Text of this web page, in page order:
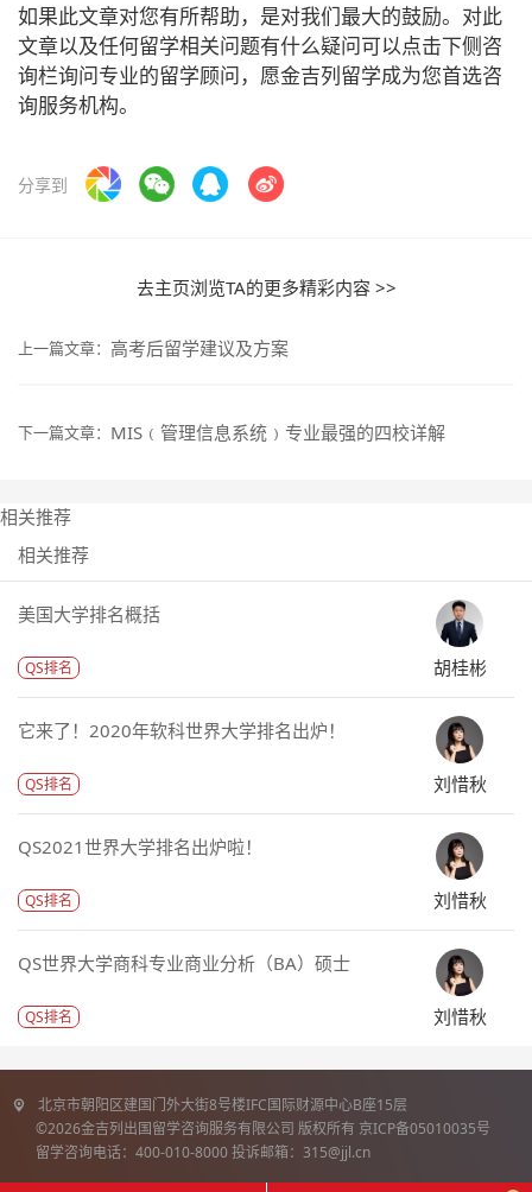
如果此文章对您有所帮助，是对我们最大的鼓励。对此
文章以及任何留学相关问题有什么疑问可以点击下侧咨
询栏询问专业的留学顾问，愿金吉列留学成为您首选咨
询服务机构。
分享到
去主页浏览TA的更多精彩内容 >>
上一篇文章： 高考后留学建议及方案
下一篇文章： MIS﹙管理信息系统﹚专业最强的四校详解
相关推荐
相关推荐
美国大学排名概括
QS排名 胡桂彬
它来了！2020年软科世界大学排名出炉！
QS排名 刘惜秋
QS2021世界大学排名出炉啦！
QS排名 刘惜秋
QS世界大学商科专业商业分析（BA）硕士
QS排名 刘惜秋
北京市朝阳区建国门外大街8号楼IFC国际财源中心B座15层
©2026金吉列出国留学咨询服务有限公司 版权所有 京ICP备05010035号
留学咨询电话：400-010-8000 投诉邮箱：315@jjl.cn